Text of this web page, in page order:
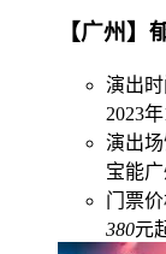
【广州】
演出时
2023
演出
宝能
门票
380元